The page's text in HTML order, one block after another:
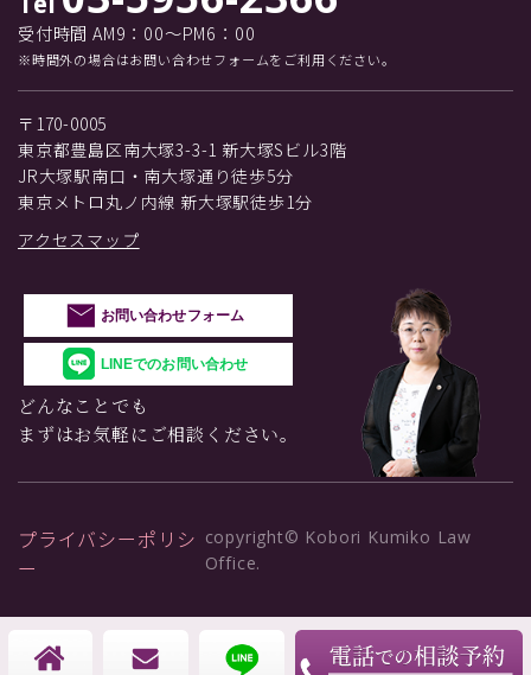
受付時間 AM9：00～PM6：00
※時間外の場合はお問い合わせフォームをご利用ください。
〒170-0005
東京都豊島区南大塚3-3-1 新大塚Sビル3階
JR大塚駅南口・南大塚通り徒歩5分
東京メトロ丸ノ内線 新大塚駅徒歩1分
アクセスマップ
お問い合わせフォーム
LINEでのお問い合わせ
どんなことでも
まずはお気軽にご相談ください。
プライバシーポリシ
ー
copyright© Kobori Kumiko Law
Office.